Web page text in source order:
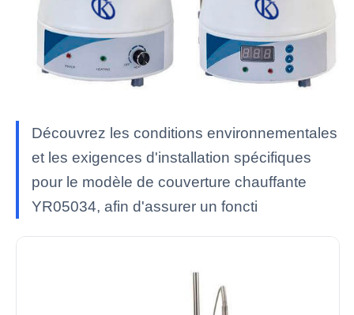
Découvrez les conditions environnementales
et les exigences d'installation spécifiques
pour le modèle de couverture chauffante
YR05034, afin d'assurer un foncti